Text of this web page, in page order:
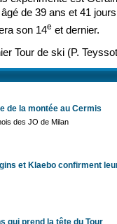
de 39 ans et 41
son 14e et dernier.
Tour de ski (P.
de la montée au Cermis
des JO de Milan
et Klaebo confirment
qui prend la tête du Tour